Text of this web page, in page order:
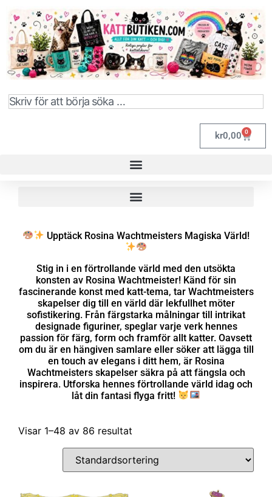
kr0,00 0
Upptäck Rosina Wachtmeisters Magiska Värld!
Stig in i en förtrollande värld med den utsökta
konsten av Rosina Wachtmeister! Känd för sin
fascinerande konst med katt-tema, tar Wachtmeisters
skapelser dig till en värld där lekfullhet möter
sofistikering. Från färgstarka målningar till intrikat
designade figuriner, speglar varje verk hennes
passion för färg, form och framför allt katter. Oavsett
om du är en hängiven samlare eller söker att lägga till
en touch av elegans i ditt hem, är Rosina
Wachtmeisters skapelser säkra på att fängsla och
inspirera. Utforska hennes förtrollande värld idag och
låt din fantasi flyga fritt!
Visar 1–48 av 86 resultat